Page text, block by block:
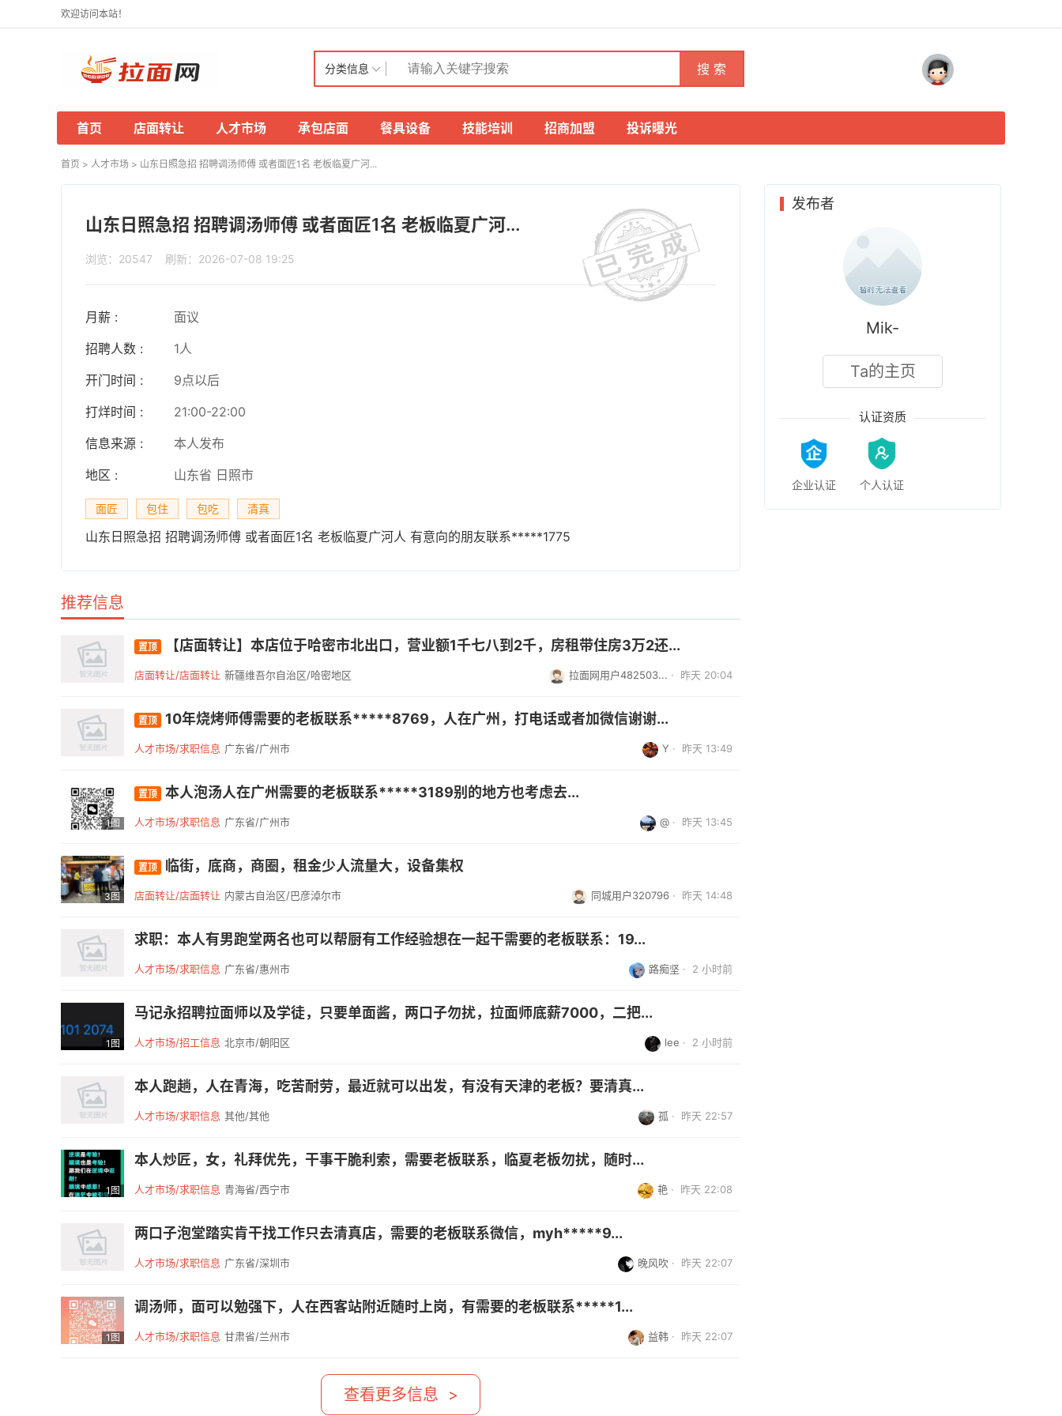
欢迎访问本站！
分类信息 搜 索
首页 店面转让 人才市场 承包店面 餐具设备 技能培训 招商加盟 投诉曝光
首页 > 人才市场 > 山东日照急招 招聘调汤师傅 或者面匠1名 老板临夏广河...
山东日照急招 招聘调汤师傅 或者面匠1名 老板临夏广河...
浏览：20547 刷新：2026-07-08 19:25
月薪 :
面议
招聘人数 :
1人
开门时间 :
9点以后
打烊时间 :
21:00-22:00
信息来源 :
本人发布
地区 :
山东省 日照市
面匠 包住 包吃 清真
山东日照急招 招聘调汤师傅 或者面匠1名 老板临夏广河人 有意向的朋友联系*****1775
推荐信息
置顶 【店面转让】本店位于哈密市北出口，营业额1千七八到2千，房租带住房3万2还...
店面转让/店面转让 新疆维吾尔自治区/哈密地区 拉面网用户482503... · 昨天 20:04
置顶 10年烧烤师傅需要的老板联系*****8769，人在广州，打电话或者加微信谢谢...
人才市场/求职信息 广东省/广州市 Y · 昨天 13:49
1图
置顶 本人泡汤人在广州需要的老板联系*****3189别的地方也考虑去...
人才市场/求职信息 广东省/广州市 @ · 昨天 13:45
3图
置顶 临街，底商，商圈，租金少人流量大，设备集权
店面转让/店面转让 内蒙古自治区/巴彦淖尔市 同城用户320796 · 昨天 14:48
求职：本人有男跑堂两名也可以帮厨有工作经验想在一起干需要的老板联系：19...
人才市场/求职信息 广东省/惠州市 路痴坚 · 2 小时前
1图
马记永招聘拉面师以及学徒，只要单面酱，两口子勿扰，拉面师底薪7000，二把...
人才市场/招工信息 北京市/朝阳区 lee · 2 小时前
本人跑趟，人在青海，吃苦耐劳，最近就可以出发，有没有天津的老板？要清真...
人才市场/求职信息 其他/其他 孤 · 昨天 22:57
1图
本人炒匠，女，礼拜优先，干事干脆利索，需要老板联系，临夏老板勿扰，随时...
人才市场/求职信息 青海省/西宁市 艳 · 昨天 22:08
两口子泡堂踏实肯干找工作只去清真店，需要的老板联系微信，myh*****9...
人才市场/求职信息 广东省/深圳市 晚风吹 · 昨天 22:07
1图
调汤师，面可以勉强下，人在西客站附近随时上岗，有需要的老板联系*****1...
人才市场/求职信息 甘肃省/兰州市 益韩 · 昨天 22:07
查看更多信息 >
发布者
Mik-
Ta的主页
认证资质
企业认证 个人认证